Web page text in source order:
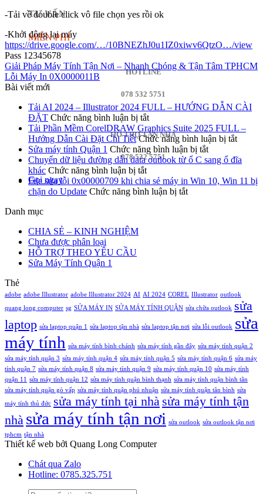
TƯ VẤN
MIỄN PHÍ
HOTLINE
078 532 5751
HỖ TRỢ TẬN NHÀ
078 532 5751
Gọi ngay
-Tải về double click vô file chọn yes rồi ok
-Khởi động lại máy
https://drive.google.com/…/10BNEZhJ0u1IZ0xiwv6QtzO…/view
Pass 12345678
Giải Pháp Máy Tính Tận Nơi – Nhanh Chóng & Tận Tâm TPHCM
Lỗi Máy In 0X0000011B
Bài viết mới
Tải AI 2024 – Illustrator 2024 FULL – HƯỚNG DẪN CÀI
ĐẶT Chức năng bình luận bị tắtở
Tải
AI
2024
–
2024
FULL
Tải Phần Mềm CorelDRAW Graphics Suite 2025 FULL –
Hướng Dẫn Cài Đặt Chi Tiết Chức năng bình luận bị tắtở
Phần
Tiết
Sửa máy tính Quận 1 Chức năng bình luận bị tắtở
Sửa
tính
Chuyển dữ liệu đường dẫn data outlook từ ổ C sang ổ đĩa
khác Chức năng bình luận bị tắtở
Chuyển
dữ
ổ
đĩa
File sửa lỗi 0x00000709 khi chia sẻ máy in Win 10, Win 11 bị
chặn do Update Chức năng bình luận bị tắtở
Win
10,
11
chặn
do
Update
Danh mục
CHIA SẺ – KINH NGHIỆM
Chưa được phân loại
HỖ TRỢ THEO YÊU CẦU
Sửa Máy Tính Quận 1
Thẻ
adobe adobe Illustrator adobe Illustrator 2024 AI AI 2024 COREL Illustrator outlook
quang long computer sg SỬA MÁY IN SỬA MÁY TÍNH QUẬN sửa chữa outlook sửa
laptop sửa laptop quận 1 sửa laptop tận nhà sửa laptop tận nơi sửa lỗi outlook sửa
máy tính sửa máy tính bình chánh sửa máy tính gần đây sửa máy tính quận 2
sửa máy tính quận 3 sửa máy tính quận 4 sửa máy tính quận 5 sửa máy tính quận 6 sửa máy
tính quận 7 sửa máy tính quận 8 sửa máy tính quận 9 sửa máy tính quận 10 sửa máy tính
quận 11
sửa máy tính quận 12 sửa máy tính quận bình thạnh sửa máy tính quận bình tân
sửa máy tính quận gò vấp sửa máy tính quận phú nhuận sửa máy tính quận tân bình sửa
máy tính thủ đức sửa máy tính tại nhà sửa máy tính tận
nhà sửa máy tính tận nơi sửa outlook sửa outlook tận nơi
tphcm tận nhà
Thiết kế web bởi Quang Long Computer
Chát qua Zalo
Hotline: 0785.325.751